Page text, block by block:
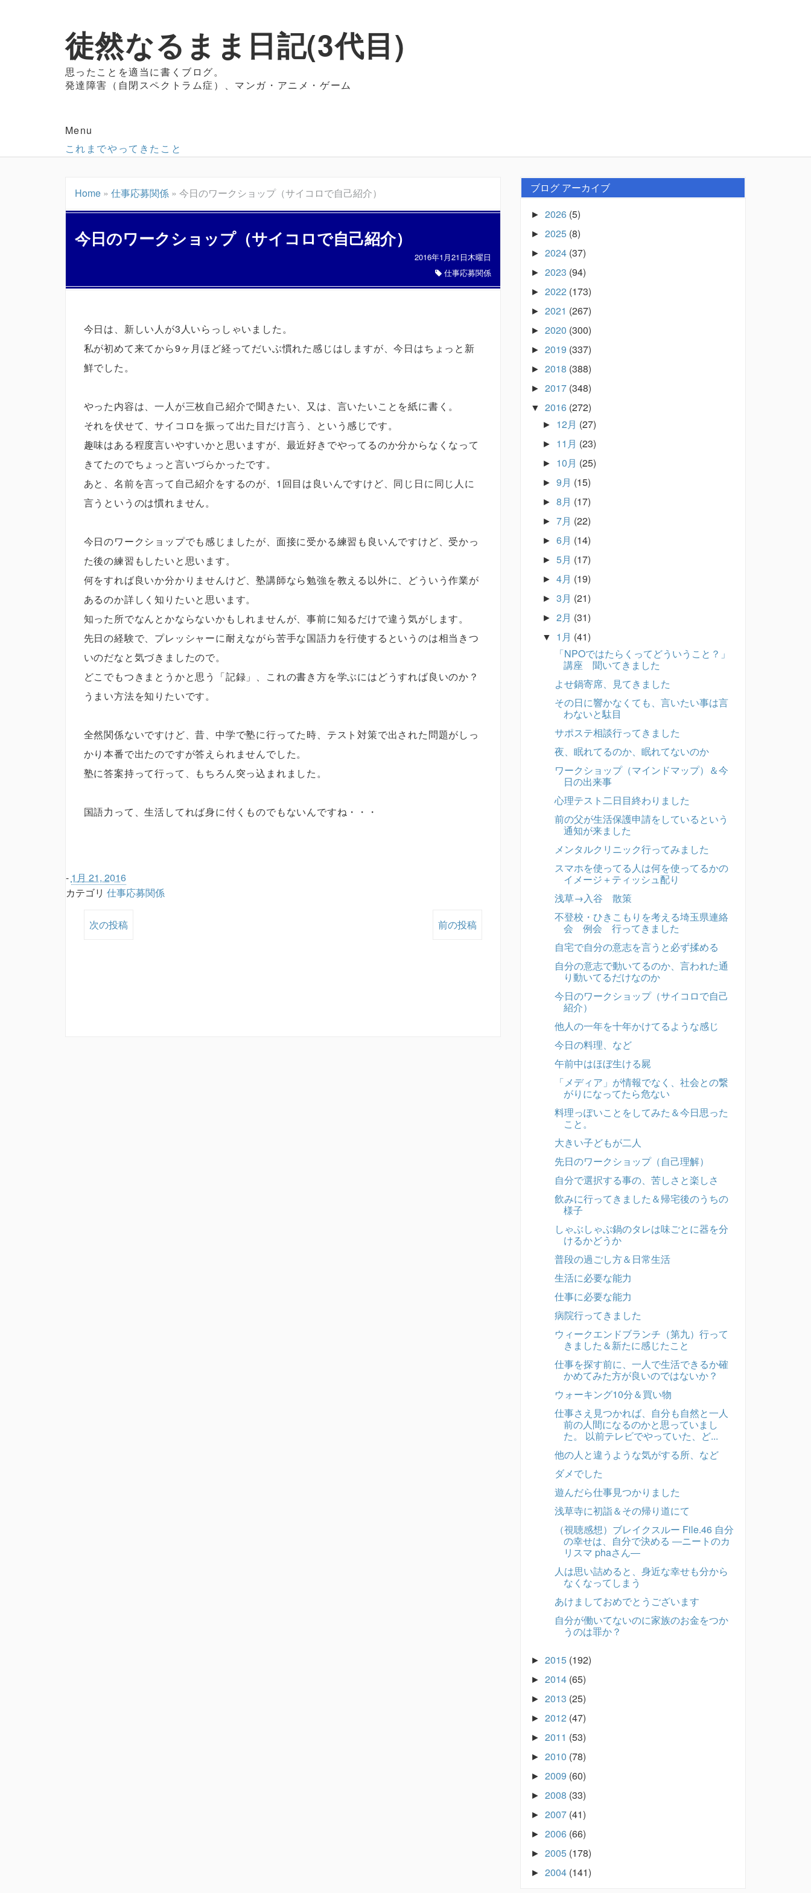
徒然なるまま日記(3代目)
思ったことを適当に書くブログ。
発達障害（自閉スペクトラム症）、マンガ・アニメ・ゲーム
Menu
これまでやってきたこと
Home» 仕事応募関係» 今日のワークショップ（サイコロで自己紹介）
今日のワークショップ（サイコロで自己紹介）
2016年1月21日木曜日
仕事応募関係
今日は、新しい人が3人いらっしゃいました。
私が初めて来てから9ヶ月ほど経ってだいぶ慣れた感じはしますが、今日はちょっと新
鮮でした。
やった内容は、一人が三枚自己紹介で聞きたい、又は、言いたいことを紙に書く。
それを伏せて、サイコロを振って出た目だけ言う、という感じです。
趣味はある程度言いやすいかと思いますが、最近好きでやってるのか分からなくなって
きてたのでちょっと言いづらかったです。
あと、名前を言って自己紹介をするのが、1回目は良いんですけど、同じ日に同じ人に
言うというのは慣れません。
今日のワークショップでも感じましたが、面接に受かる練習も良いんですけど、受かっ
た後の練習もしたいと思います。
何をすれば良いか分かりませんけど、塾講師なら勉強を教える以外に、どういう作業が
あるのか詳しく知りたいと思います。
知った所でなんとかならないかもしれませんが、事前に知るだけで違う気がします。
先日の経験で、プレッシャーに耐えながら苦手な国語力を行使するというのは相当きつ
いのだなと気づきましたので。
どこでもつきまとうかと思う「記録」、これの書き方を学ぶにはどうすれば良いのか？
うまい方法を知りたいです。
全然関係ないですけど、昔、中学で塾に行ってた時、テスト対策で出された問題がしっ
かり本番で出たのですが答えられませんでした。
塾に答案持って行って、もちろん突っ込まれました。
国語力って、生活してれば身に付くものでもないんですね・・・
- 1月 21, 2016
カテゴリ 仕事応募関係
次の投稿 前の投稿
ブログ アーカイブ
► 2026 (5)
► 2025 (8)
► 2024 (37)
► 2023 (94)
► 2022 (173)
► 2021 (267)
► 2020 (300)
► 2019 (337)
► 2018 (388)
► 2017 (348)
▼ 2016 (272)
► 12月 (27)
► 11月 (23)
► 10月 (25)
► 9月 (15)
► 8月 (17)
► 7月 (22)
► 6月 (14)
► 5月 (17)
► 4月 (19)
► 3月 (21)
► 2月 (31)
▼ 1月 (41)
「NPOではたらくってどういうこと？」
講座 聞いてきました
よせ鍋寄席、見てきました
その日に響かなくても、言いたい事は言
わないと駄目
サポステ相談行ってきました
夜、眠れてるのか、眠れてないのか
ワークショップ（マインドマップ）＆今
日の出来事
心理テスト二日目終わりました
前の父が生活保護申請をしているという
通知が来ました
メンタルクリニック行ってみました
スマホを使ってる人は何を使ってるかの
イメージ＋ティッシュ配り
浅草→入谷 散策
不登校・ひきこもりを考える埼玉県連絡
会 例会 行ってきました
自宅で自分の意志を言うと必ず揉める
自分の意志で動いてるのか、言われた通
り動いてるだけなのか
今日のワークショップ（サイコロで自己
紹介）
他人の一年を十年かけてるような感じ
今日の料理、など
午前中はほぼ生ける屍
「メディア」が情報でなく、社会との繋
がりになってたら危ない
料理っぽいことをしてみた＆今日思った
こと。
大きい子どもが二人
先日のワークショップ（自己理解）
自分で選択する事の、苦しさと楽しさ
飲みに行ってきました＆帰宅後のうちの
様子
しゃぶしゃぶ鍋のタレは味ごとに器を分
けるかどうか
普段の過ごし方＆日常生活
生活に必要な能力
仕事に必要な能力
病院行ってきました
ウィークエンドブランチ（第九）行って
きました＆新たに感じたこと
仕事を探す前に、一人で生活できるか確
かめてみた方が良いのではないか？
ウォーキング10分＆買い物
仕事さえ見つかれば、自分も自然と一人
前の人間になるのかと思っていまし
た。 以前テレビでやっていた、ど...
他の人と違うような気がする所、など
ダメでした
遊んだら仕事見つかりました
浅草寺に初詣＆その帰り道にて
（視聴感想）ブレイクスルー File.46 自分
の幸せは、自分で決める ―ニートのカ
リスマ phaさん―
人は思い詰めると、身近な幸せも分から
なくなってしまう
あけましておめでとうございます
自分が働いてないのに家族のお金をつか
うのは罪か？
► 2015 (192)
► 2014 (65)
► 2013 (25)
► 2012 (47)
► 2011 (53)
► 2010 (78)
► 2009 (60)
► 2008 (33)
► 2007 (41)
► 2006 (66)
► 2005 (178)
► 2004 (141)